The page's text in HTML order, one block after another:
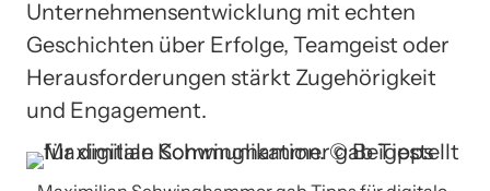
Unternehmensentwicklung mit echten
Geschichten über Erfolge, Teamgeist oder
Herausforderungen stärkt Zugehörigkeit
und Engagement.